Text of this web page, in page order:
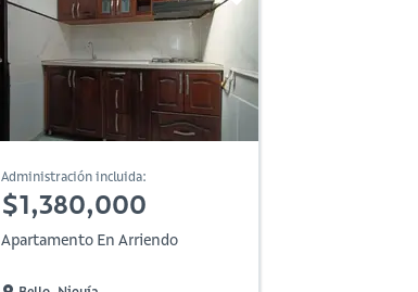
Administración incluida:
$1,380,000
Apartamento En Arriendo